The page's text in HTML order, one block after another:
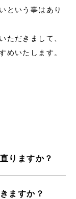
という事はあり
ただきまして、
めいたします。
りますか？
ますか？